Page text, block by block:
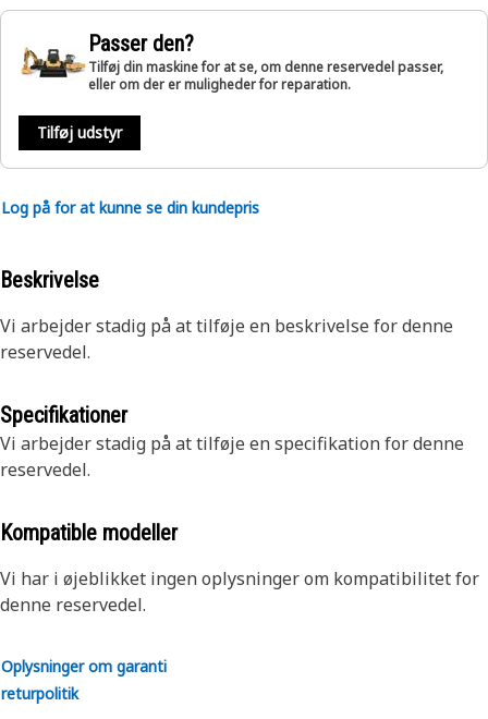
Passer den?
Tilføj din maskine for at se, om denne reservedel passer,
eller om der er muligheder for reparation.
Tilføj udstyr
Log på for at kunne se din kundepris
Beskrivelse
Vi arbejder stadig på at tilføje en beskrivelse for denne
reservedel.
Specifikationer
Vi arbejder stadig på at tilføje en specifikation for denne
reservedel.
Kompatible modeller
Vi har i øjeblikket ingen oplysninger om kompatibilitet for
denne reservedel.
Oplysninger om garanti
returpolitik